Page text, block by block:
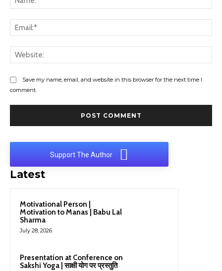
Save my name, email, and website in this browser for the next time I
comment.
Support The Author
Latest
Motivational Person |
Motivation to Manas | Babu Lal
Sharma
July 28, 2026
Presentation at Conference on
Sakshi Yoga | साक्षी योग पर प्रस्तुति